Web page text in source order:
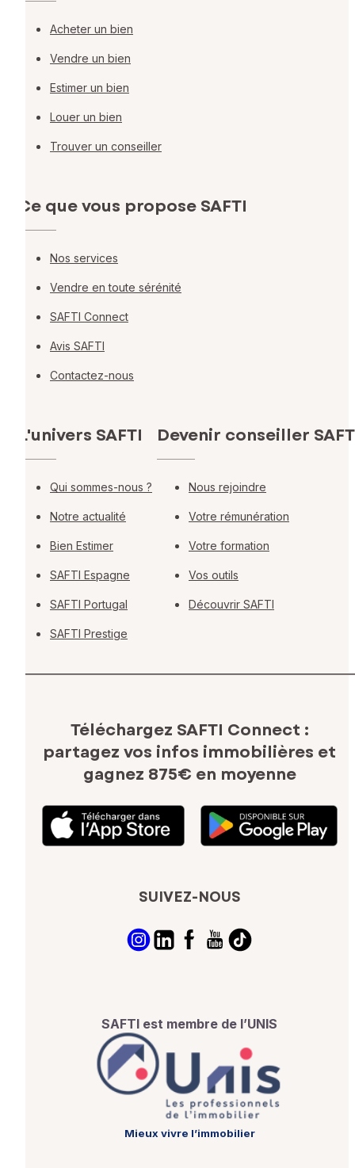
Acheter un bien
Vendre un bien
Estimer un bien
Louer un bien
Trouver un conseiller
Ce que vous propose SAFTI
Nos services
Vendre en toute sérénité
SAFTI Connect
Avis SAFTI
Contactez-nous
L'univers SAFTI
Qui sommes-nous ?
Notre actualité
Bien Estimer
SAFTI Espagne
SAFTI Portugal
SAFTI Prestige
Devenir conseiller
Nous rejoindre
Votre rémunération
Votre formation
Vos outils
Découvrir SAFTI
Téléchargez SAFTI Connect :
partagez vos infos immobilières et
gagnez 875€ en moyenne
SUIVEZ-NOUS
SAFTI est membre de l’UNIS
Mieux vivre l’immobilier